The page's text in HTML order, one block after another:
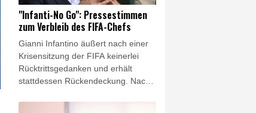
der NWSL gespielt.
"Infanti-No Go": Pressestimmen
zum Verbleib des FIFA-Chefs
Gianni Infantino äußert nach einer
Krisensitzung der FIFA keinerlei
Rücktrittsgedanken und erhält
stattdessen Rückendeckung. Nach